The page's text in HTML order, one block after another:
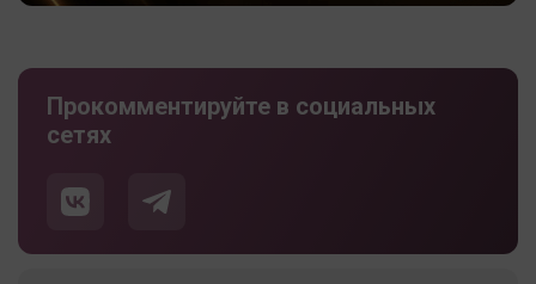
Прокомментируйте в социальных
сетях